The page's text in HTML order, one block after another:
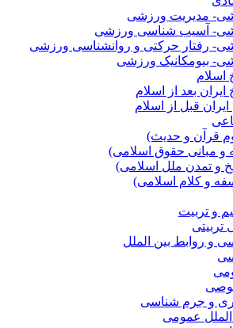
مدیریت ورزشی
آسیب شناسی ورزشی
رفتار حرکتی و روانشناسی ورزشی
بیومکانیک ورزشی
اسلام
ایران بعد از اسلام
ایران قبل از اسلام
قرآن و حدیث)
و مبانی حقوق اسلامی)
و تمدن ملل اسلامی)
و کلام اسلامی)
و تربیت
تربیتی
و روابط بین الملل
و جرم شناسی
عمومی